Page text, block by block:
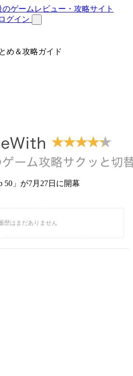
ログイン
め＆攻略ガイド
50」が7月27日に開幕